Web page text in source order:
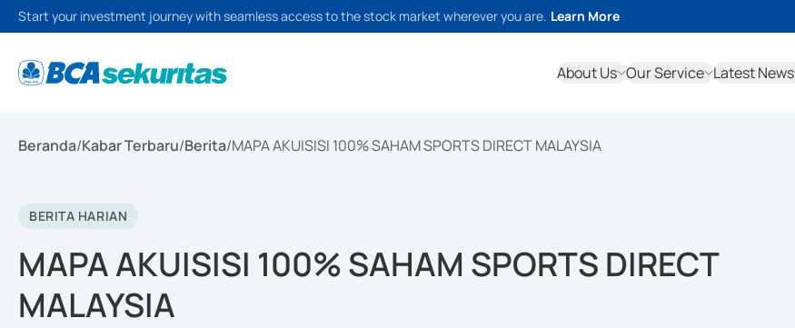
Start your investment journey with seamless access to the stock market wherever you are. Learn More
About Us Our Service Latest News
Beranda/Kabar Terbaru/Berita/MAPA AKUISISI 100% SAHAM SPORTS DIRECT MALAYSIA
BERITA HARIAN
MAPA AKUISISI 100% SAHAM SPORTS DIRECT
MALAYSIA